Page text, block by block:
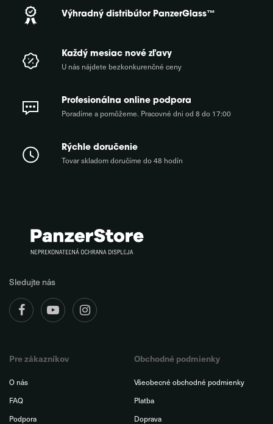
Výhradný distribútor PanzerGlass™
Každý mesiac nové zľavy
U nás nájdete bezkonkurenčné ceny
Profesionálna online podpora
Poradíme a pomôžeme. Pracovné dni od 8 do 17:00
Rýchle doručenie
Tovar skladom doručíme do 48 hodín
Sledujte nás
Pre zákazníkov
O nás
FAQ
Podpora
Obchodné podmienky
Všeobecné obchodné podmienky
Platba
Doprava